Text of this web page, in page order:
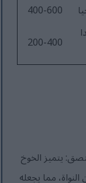
400-600
200-400
يتميز الخوخ
مما يجعله